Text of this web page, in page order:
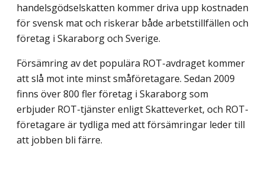
handelsgödselskatten kommer driva upp kostnaden
för svensk mat och riskerar både arbetstillfällen och
företag i Skaraborg och Sverige.
Försämring av det populära ROT-avdraget kommer
att slå mot inte minst småföretagare. Sedan 2009
finns över 800 fler företag i Skaraborg som
erbjuder ROT-tjänster enligt Skatteverket, och ROT-
företagare är tydliga med att försämringar leder till
att jobben bli färre.